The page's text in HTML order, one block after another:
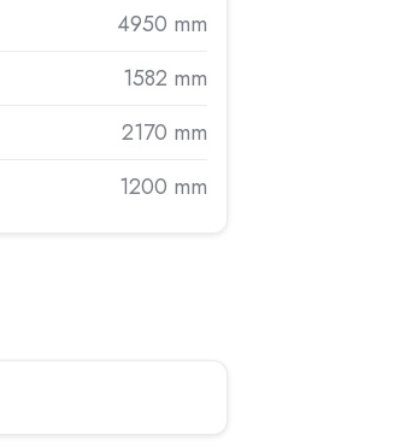
4950 mm
1582 mm
2170 mm
1200 mm